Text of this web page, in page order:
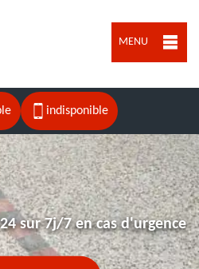
MENU
indisponible
sur 7j/7 en cas d'urgence